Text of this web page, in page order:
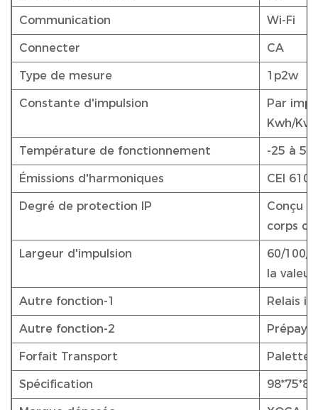
Communication Wi-Fi
Connecter CA
Type de mesure 1p2w
Constante d'impulsion
Par
Kwh/
Température de fonctionnement -25 à
Émissions d'harmoniques CEI
Degré de protection IP
Conçu
corps
Largeur d'impulsion
60/100/
la
Autre fonction-1 Relais
Autre fonction-2 Prépayé
Forfait Transport
Spécification